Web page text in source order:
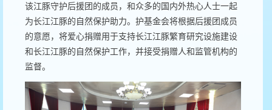
该江豚守护后援团的成员，和众多的国内外热心人士一起
为长江江豚的自然保护助力。护基金会将根据后援团成员
的意愿，将爱心捐赠用于支持长江江豚繁育研究设施建设
和长江江豚的自然保护工作，并接受捐赠人和监管机构的
监督。